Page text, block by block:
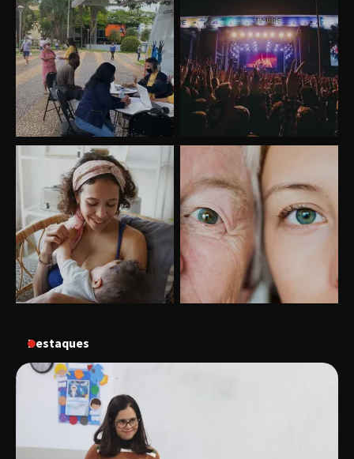
Destaques
Uberlândia recebe o projeto “Experiência Rio”
no dia 17 de junho
gastronomia de Uberlândia em dois dias de
evento gratuito